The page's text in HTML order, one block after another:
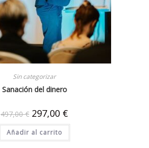
Sin categorizar
Sanación del dinero
497,00€ 297,00 €
Añadir al carrito